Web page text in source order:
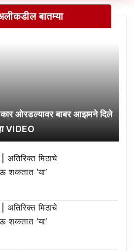
बातम्या
ओरडल्यावर बाबर आझमने दिले
VIDEO
मिठाचे
शकतात ‘या’
मिठाचे
शकतात ‘या’